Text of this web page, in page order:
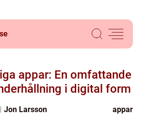
se
appar: En omfattande
i digital form
Jon Larsson appar